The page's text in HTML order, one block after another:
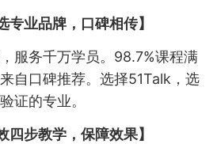
业品牌，口碑相传】
服务千万学员。98.7%课程满
自口碑推荐。选择51Talk，选
证的专业。
步教学，保障效果】